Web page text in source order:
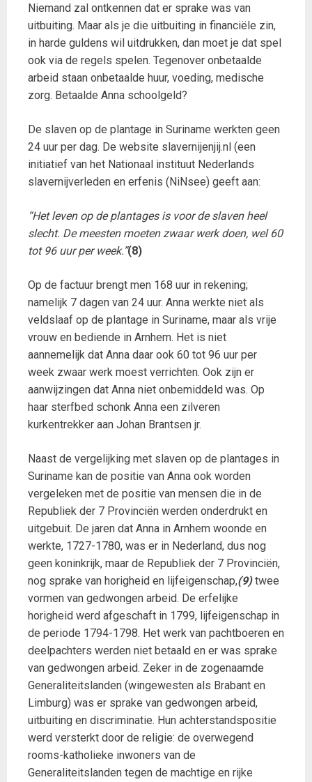
Niemand zal ontkennen dat er sprake was van
uitbuiting. Maar als je die uitbuiting in financiële zin,
in harde guldens wil uitdrukken, dan moet je dat spel
ook via de regels spelen. Tegenover onbetaalde
arbeid staan onbetaalde huur, voeding, medische
zorg. Betaalde Anna schoolgeld?
De slaven op de plantage in Suriname werkten geen
24 uur per dag. De website slavernijenjij.nl (een
initiatief van het Nationaal instituut Nederlands
slavernijverleden en erfenis (NiNsee) geeft aan:
“Het leven op de plantages is voor de slaven heel
slecht. De meesten moeten zwaar werk doen, wel 60
tot 96 uur per week.”(8)
Op de factuur brengt men 168 uur in rekening;
namelijk 7 dagen van 24 uur. Anna werkte niet als
veldslaaf op de plantage in Suriname, maar als vrije
vrouw en bediende in Arnhem. Het is niet
aannemelijk dat Anna daar ook 60 tot 96 uur per
week zwaar werk moest verrichten. Ook zijn er
aanwijzingen dat Anna niet onbemiddeld was. Op
haar sterfbed schonk Anna een zilveren
kurkentrekker aan Johan Brantsen jr.
Naast de vergelijking met slaven op de plantages in
Suriname kan de positie van Anna ook worden
vergeleken met de positie van mensen die in de
Republiek der 7 Provinciën werden onderdrukt en
uitgebuit. De jaren dat Anna in Arnhem woonde en
werkte, 1727-1780, was er in Nederland, dus nog
geen koninkrijk, maar de Republiek der 7 Provinciën,
nog sprake van horigheid en lijfeigenschap,(9)twee
vormen van gedwongen arbeid. De erfelijke
horigheid werd afgeschaft in 1799, lijfeigenschap in
de periode 1794-1798. Het werk van pachtboeren en
deelpachters werden niet betaald en er was sprake
van gedwongen arbeid. Zeker in de zogenaamde
Generaliteitslanden (wingewesten als Brabant en
Limburg) was er sprake van gedwongen arbeid,
uitbuiting en discriminatie. Hun achterstandspositie
werd versterkt door de religie: de overwegend
rooms-katholieke inwoners van de
Generaliteitslanden tegen de machtige en rijke